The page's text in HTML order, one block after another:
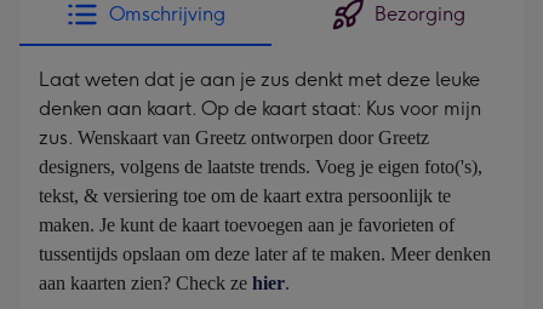
-
Dimensions:
241
x
333
mm
Omschrijving Bezorging
Laat weten dat je aan je zus denkt met deze leuke
denken aan kaart. Op de kaart staat: Kus voor mijn
zus. Wenskaart van Greetz ontworpen door Greetz
designers, volgens de laatste trends. Voeg je eigen foto('s),
tekst, & versiering toe om de kaart extra persoonlijk te
maken. Je kunt de kaart toevoegen aan je favorieten of
tussentijds opslaan om deze later af te maken. Meer denken
aan kaarten zien? Check ze hier.